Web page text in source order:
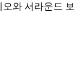
와 서라운드 보